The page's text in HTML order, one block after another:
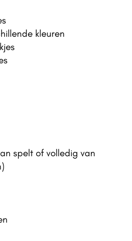
kleuren
spelt of volledig van